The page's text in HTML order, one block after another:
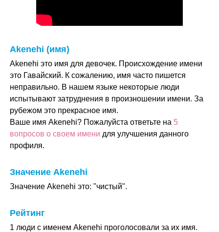
Akenehi (имя)
Akenehi это имя для девочек. Происхождение имени
это Гавайский. К сожалению, имя часто пишется
неправильно. В нашем языке некоторые люди
испытывают затруднения в произношении имени. За
рубежом это прекрасное имя.
Ваше имя Akenehi? Пожалуйста ответьте на 5
вопросов о своем имени для улучшения данного
профиля.
Значение Akenehi
Значение Akenehi это: "чистый".
Рейтинг
1 люди с именем Akenehi проголосовали за их имя.